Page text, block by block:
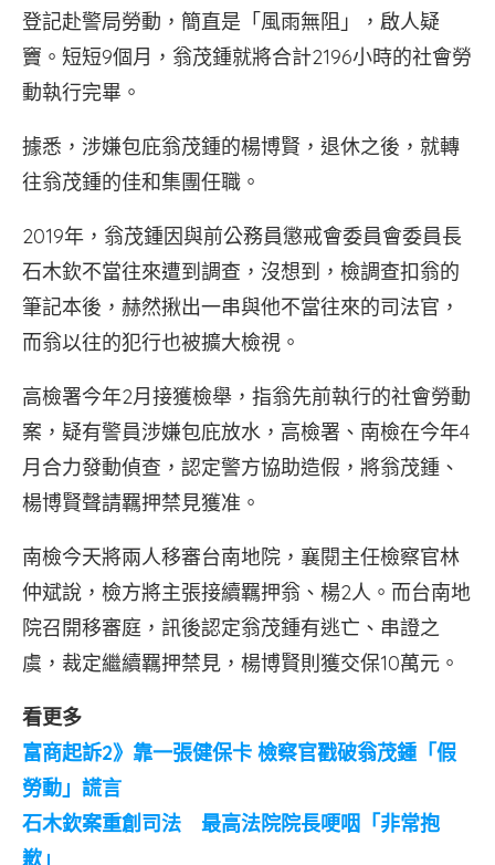
登記赴警局勞動，簡直是「風雨無阻」，啟人疑
竇。短短9個月，翁茂鍾就將合計2196小時的社會勞
動執行完畢。
據悉，涉嫌包庇翁茂鍾的楊博賢，退休之後，就轉
往翁茂鍾的佳和集團任職。
2019年，翁茂鍾因與前公務員懲戒會委員會委員長
石木欽不當往來遭到調查，沒想到，檢調查扣翁的
筆記本後，赫然揪出一串與他不當往來的司法官，
而翁以往的犯行也被擴大檢視。
高檢署今年2月接獲檢舉，指翁先前執行的社會勞動
案，疑有警員涉嫌包庇放水，高檢署、南檢在今年4
月合力發動偵查，認定警方協助造假，將翁茂鍾、
楊博賢聲請羈押禁見獲准。
南檢今天將兩人移審台南地院，襄閱主任檢察官林
仲斌說，檢方將主張接續羈押翁、楊2人。而台南地
院召開移審庭，訊後認定翁茂鍾有逃亡、串證之
虞，裁定繼續羈押禁見，楊博賢則獲交保10萬元。
看更多
富商起訴2》靠一張健保卡 檢察官戳破翁茂鍾「假
勞動」謊言
石木欽案重創司法 最高法院院長哽咽「非常抱
歉」